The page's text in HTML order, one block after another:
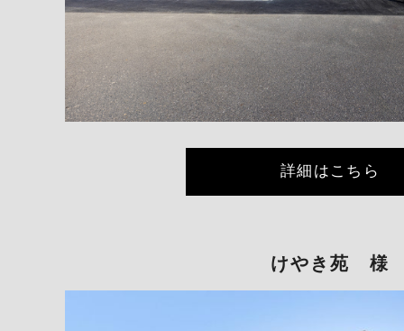
詳細はこちら
けやき苑 様